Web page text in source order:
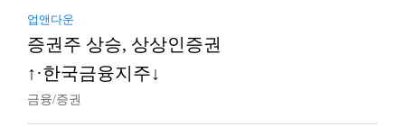
업앤다운
증권주 상승, 상상인증권
↑·한국금융지주↓
금융/증권